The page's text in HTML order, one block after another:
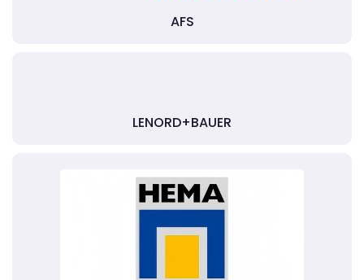
AFS
LENORD+BAUER